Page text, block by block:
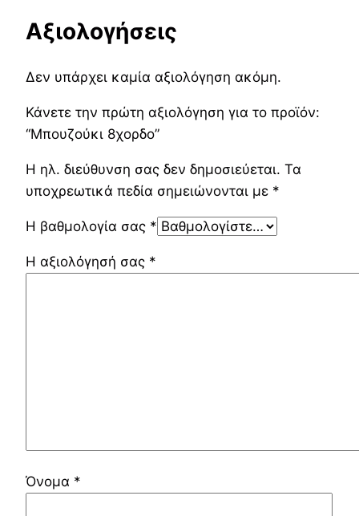
Αξιολογήσεις
Δεν υπάρχει καμία αξιολόγηση ακόμη.
Κάνετε την πρώτη αξιολόγηση για το προϊόν:
“Μπουζούκι 8χορδο”
Η ηλ. διεύθυνση σας δεν δημοσιεύεται. Τα
υποχρεωτικά πεδία σημειώνονται με *
Η βαθμολογία σας *
Η αξιολόγησή σας *
Όνομα *